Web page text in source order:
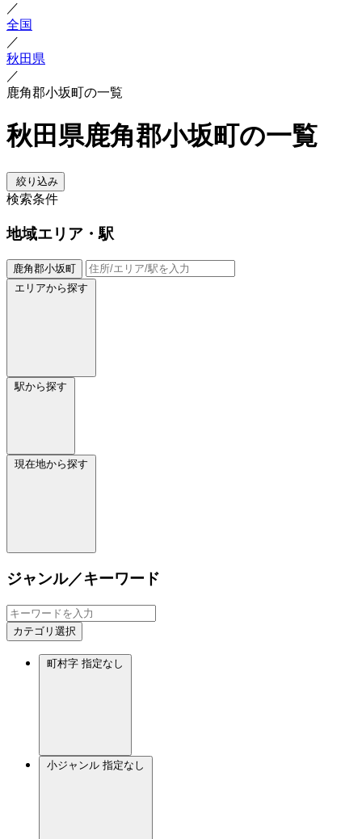
／
全国
／
秋田県
／
鹿角郡小坂町の一覧
秋田県鹿角郡小坂町の一覧
絞り込み
検索条件
地域エリア・駅
鹿角郡小坂町
エリアから探す
駅から探す
現在地から探す
ジャンル／キーワード
カテゴリ選択
町村字 指定なし
小ジャンル 指定なし